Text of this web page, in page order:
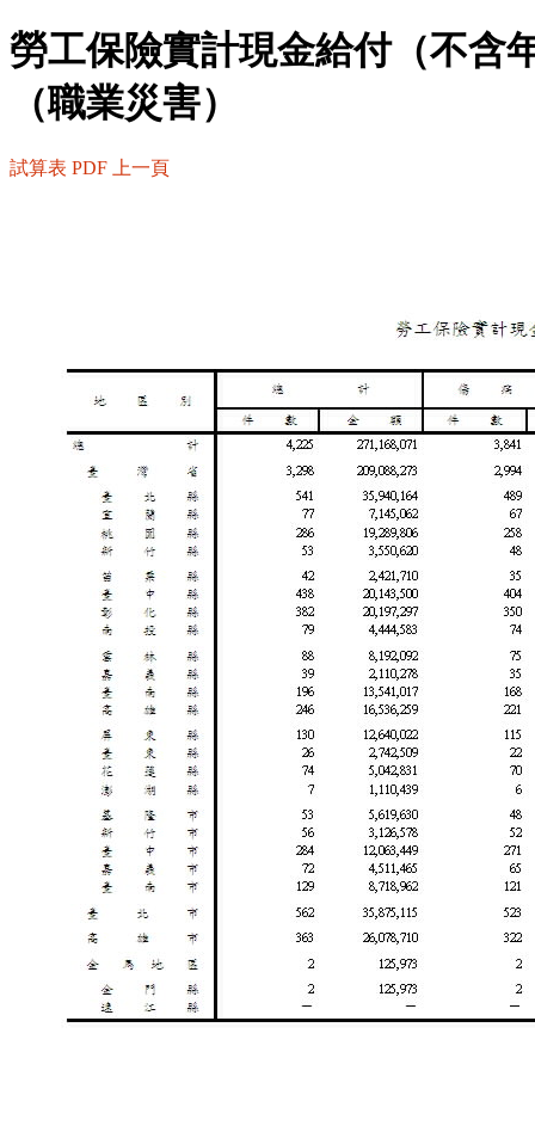
勞工保險實計現金給付（不含
（職業災害）
試算表 PDF 上一頁